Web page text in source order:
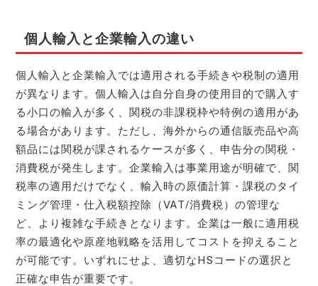
個人輸入と企業輸入の違い
個人輸入と企業輸入では適用される手続きや税制の適用
が異なります。個人輸入は自分自身の使用目的で購入す
る小口の輸入が多く、関税の非課税枠や特例の適用があ
る場合があります。ただし、海外からの通信販売品や高
額品には関税が課されるケースが多く、申告分の関税・
消費税が発生します。企業輸入は事業用途が明確で、関
税率の適用だけでなく、輸入時の原価計算・課税のタイ
ミング管理・仕入税額控除（VAT/消費税）の管理な
ど、より複雑な手続きとなります。企業は一般に適用税
率の最適化や原産地戦略を活用してコストを抑えること
が可能です。いずれにせよ、適切なHSコードの選択と
正確な申告が重要です。